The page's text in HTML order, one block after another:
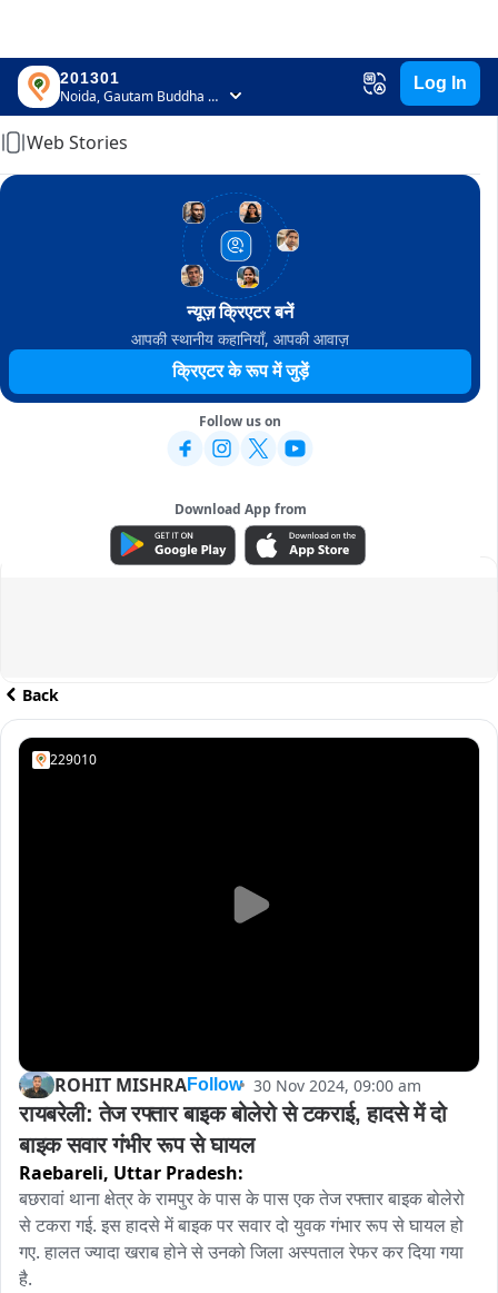
201301
Noida, Gautam Buddha Nagar, Uttar Pradesh
Log In
Home
Web Stories
न्यूज़ क्रिएटर बनें
आपकी स्थानीय कहानियाँ, आपकी आवाज़
क्रिएटर के रूप में जुड़ें
Follow us on
Download App from
ADVERTISEMENT
Back
229010
ROHIT MISHRAFollow 30 Nov 2024, 09:00 am
रायबरेली: तेज रफ्तार बाइक बोलेरो से टकराई, हादसे में दो
बाइक सवार गंभीर रूप से घायल
Raebareli, Uttar Pradesh:
बछरावां थाना क्षेत्र के रामपुर के पास के पास एक तेज रफ्तार बाइक बोलेरो
से टकरा गई. इस हादसे में बाइक पर सवार दो युवक गंभार रूप से घायल हो
गए. हालत ज्यादा खराब होने से उनको जिला अस्पताल रेफर कर दिया गया
है.